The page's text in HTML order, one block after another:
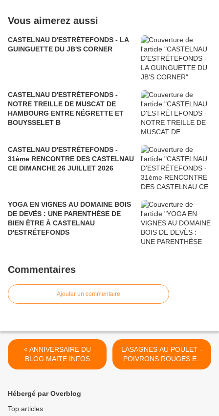
Vous aimerez aussi
CASTELNAU D'ESTRÉTEFONDS - LA
GUINGUETTE DU JB'S CORNER
CASTELNAU D'ESTRÉTEFONDS -
NOTRE TREILLE DE MUSCAT DE
HAMBOURG ENTRE NÉGRETTE ET
BOUYSSELET B
CASTELNAU D'ESTRÉTEFONDS -
31ème RENCONTRE DES CASTELNAU
CE DIMANCHE 26 JUILLET 2026
YOGA EN VIGNES AU DOMAINE BOIS
DE DEVÈS : UNE PARENTHÈSE DE
BIEN ÈTRE À CASTELNAU
D'ESTRÉTEFONDS
Commentaires
Ajouter un commentaire
< ANNIVERSAIRE DU
BLOG MAITE INFOS
LASAGNES AU POULET -
POIVRONS ROUGES ET
CHAMPIGNONS DE PARIS
Hébergé par Overblog
Top articles